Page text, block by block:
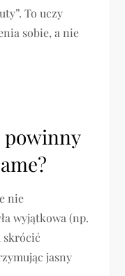
To uczy
sobie, a nie
powinny
nie
wyjątkowa (np.
skrócić
jasny